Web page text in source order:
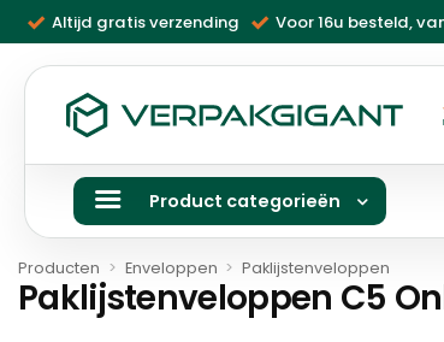
naar
inhoud
Altijd gratis verzending Voor 16u besteld,
Product categorieën
Producten > Enveloppen > Paklijstenveloppen
Paklijstenveloppen C5